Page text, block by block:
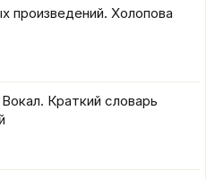
произведений. Холопова
Краткий словарь